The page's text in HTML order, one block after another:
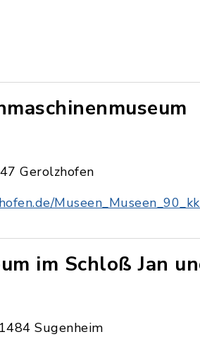
Gerolzhofen
im Schloß Jan
Sugenheim